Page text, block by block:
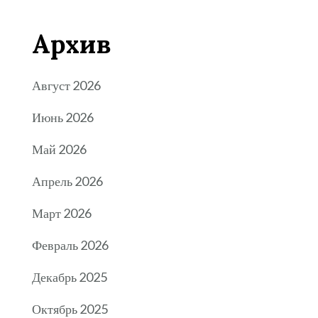
Архив
Август 2026
Июнь 2026
Май 2026
Апрель 2026
Март 2026
Февраль 2026
Декабрь 2025
Октябрь 2025